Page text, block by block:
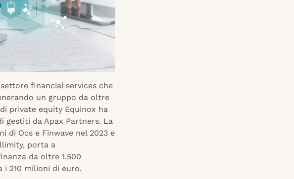
financial services che
un gruppo da oltre
private equity Equinox ha
gestiti da Apax Partners. La
di Ocs e Finwave nel 2023 e
porta a
da oltre 1.500
210 milioni di euro.